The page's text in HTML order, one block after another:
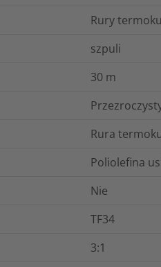
Rury
szpuli
30 m
Rura
Poliolefina
Nie
TF34
3:1